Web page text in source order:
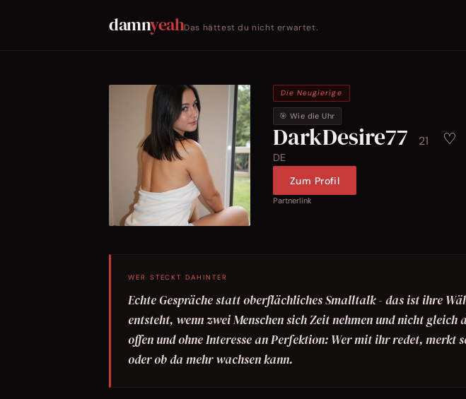
damnyeahDas hättest du nicht erwartet.
Die Neugierige
🎯 Wie die Uhr
DarkDesire77 21 ♡
DE
Zum Profil
Partnerlink
WER STECKT DAHINTER
Echte Gespräche statt oberflächliches Smalltalk - das ist ihre
entsteht, wenn zwei Menschen sich Zeit nehmen und nicht
offen und ohne Interesse an Perfektion: Wer mit ihr redet, merkt
oder ob da mehr wachsen kann.